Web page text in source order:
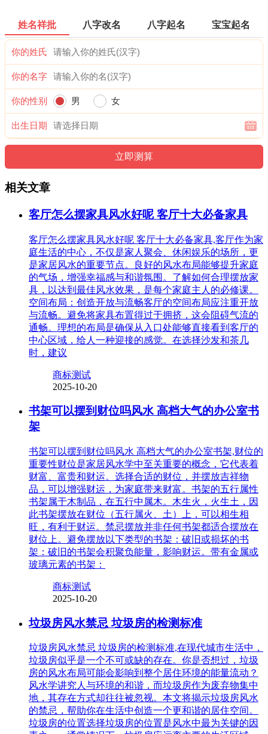
姓名祥批 八字改名 八字起名 宝宝起名
你的姓氏
你的名字
你的性别 男 女
出生日期
相关文章
客厅怎么摆家具风水好呢 客厅十大必备家具
客厅怎么摆家具风水好呢 客厅十大必备家具,客厅作为家
庭生活的中心，不仅是家人聚会、休闲娱乐的场所，更
是家居风水的重要节点。良好的风水布局能够提升家庭
的气场，增强幸福感与和谐氛围。了解如何合理摆放家
具，以达到最佳风水效果，是每个家庭主人的必修课。
空间布局：创造开放与流畅客厅的空间布局应注重开放
与流畅。避免将家具布置得过于拥挤，这会阻碍气流的
通畅。理想的布局是确保从入口处能够直接看到客厅的
中心区域，给人一种迎接的感觉。在选择沙发和茶几
时，建议
商标测试
2025-10-20
书架可以摆到财位吗风水 高档大气的办公室书
架
书架可以摆到财位吗风水 高档大气的办公室书架,财位的
重要性财位是家居风水学中至关重要的概念，它代表着
财富、富贵和财运。选择合适的财位，并摆放吉祥物
品，可以增强财运，为家庭带来财富。书架的五行属性
书架属于木制品，在五行中属木。木生火，火生土，因
此书架摆放在财位（五行属火、土）上，可以相生相
旺，有利于财运。禁忌摆放并非任何书架都适合摆放在
财位上。避免摆放以下类型的书架：破旧或损坏的书
架：破旧的书架会积聚负能量，影响财运。带有金属或
玻璃元素的书架：
商标测试
2025-10-20
垃圾房风水禁忌 垃圾房的检测标准
垃圾房风水禁忌 垃圾房的检测标准,在现代城市生活中，
垃圾房似乎是一个不可或缺的存在。你是否想过，垃圾
房的风水布局可能会影响到整个居住环境的能量流动？
风水学讲究人与环境的和谐，而垃圾房作为废弃物集中
地，其存在方式却往往被忽视。本文将揭示垃圾房风水
的禁忌，帮助你在生活中创造一个更和谐的居住空间。
垃圾房的位置选择垃圾房的位置是风水中最为关键的因